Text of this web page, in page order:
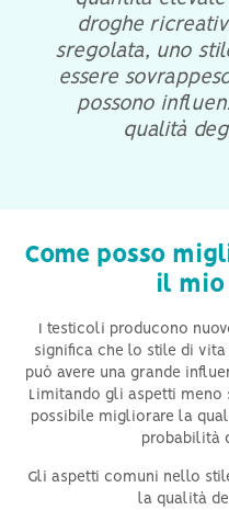
droghe
sregolata, uno
essere
possono
qualità
Come posso
il mio
I testicoli producono
significa che lo stile di
può avere una grande
Limitando gli aspetti
possibile migliorare la
probabilità
Gli aspetti comuni nello
la qualità